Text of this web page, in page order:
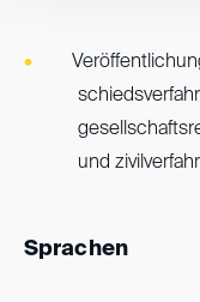
und
Sprachen